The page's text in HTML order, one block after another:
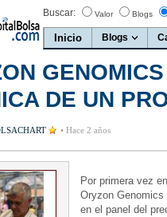
Buscar: Valor Blogs
Inicio Blogs
DE UN
• Hace 2 años
Por primera vez
Oryzon
en el panel del